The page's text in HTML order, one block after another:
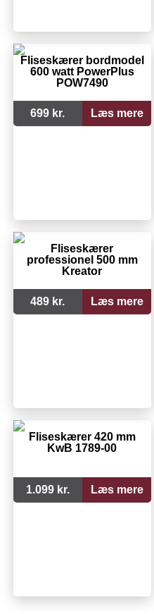
Fliseskærer bordmodel
600 watt PowerPlus
POW7490
699 kr. Læs mere
Fliseskærer
professionel 500 mm
Kreator
489 kr. Læs mere
Fliseskærer 420 mm
KwB 1789-00
1.099 kr. Læs mere